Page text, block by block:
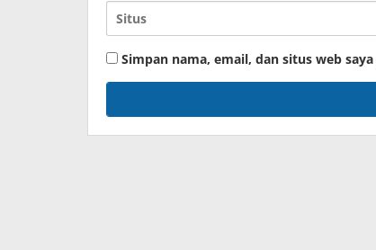
Simpan nama, email, dan situs web